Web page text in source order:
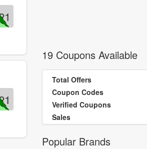
19 Coupons Available
Total Offers
Coupon Codes
Verified Coupons
Sales
Popular Brands